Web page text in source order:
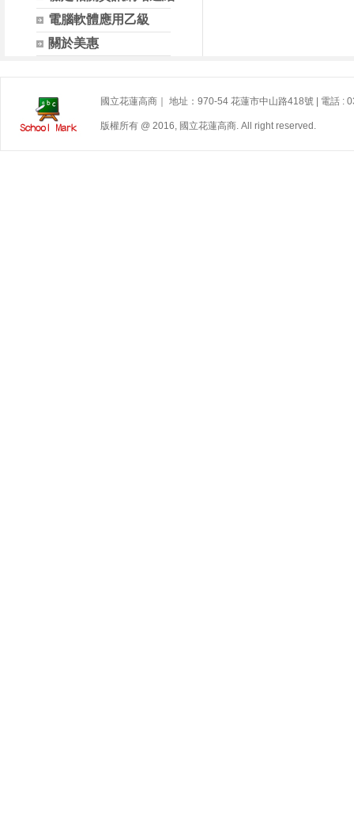
電腦軟體應用乙級
關於美惠
國立花蓮高商｜ 地址：970-54 花蓮市中山路418號 | 電話 :
版權所有 @ 2016, 國立花蓮高商. All right reserved.